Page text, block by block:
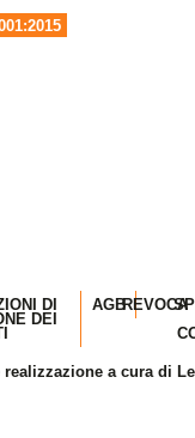
DI
DEI
AGBREVOCA
realizzazione a cura di